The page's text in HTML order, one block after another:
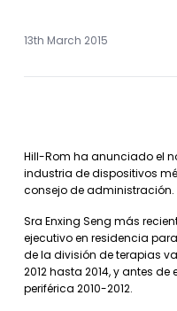
13th March 2015
Hill-Rom ha anunciado el
industria de dispositivos
consejo de administración.
Sra Enxing Seng más
ejecutivo en residencia
de la división de terapias
2012 hasta 2014, y antes
periférica 2010-2012.